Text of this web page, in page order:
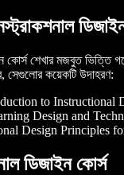
কোর্স শেখার মজবুত ভিত্তি
সেগুলোর কয়েকটি উদাহরণ:
to Instructional
Design and
Design Principles
ডিজাইন কোর্স